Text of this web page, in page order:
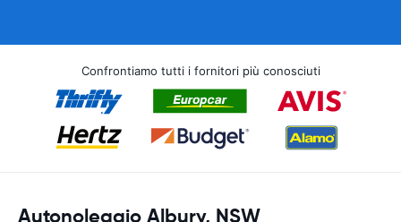
Confrontiamo tutti i fornitori più conosciuti
Autonoleggio Albury, NSW